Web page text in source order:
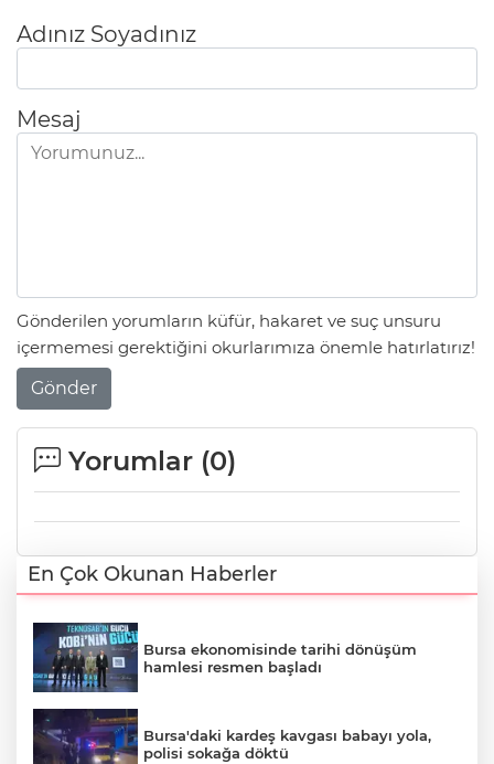
Adınız Soyadınız
Mesaj
Gönderilen yorumların küfür, hakaret ve suç unsuru
içermemesi gerektiğini okurlarımıza önemle hatırlatırız!
Gönder
Yorumlar (0)
En Çok Okunan Haberler
Bursa ekonomisinde tarihi dönüşüm
hamlesi resmen başladı
Bursa'daki kardeş kavgası babayı yola,
polisi sokağa döktü